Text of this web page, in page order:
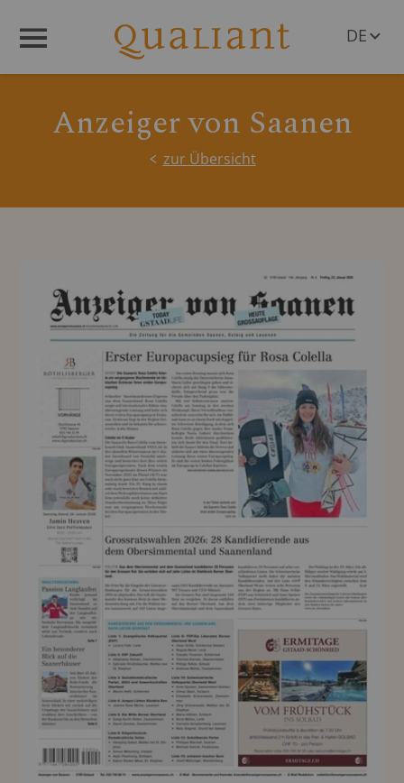
DE
Anzeiger von Saanen
zur Übersicht